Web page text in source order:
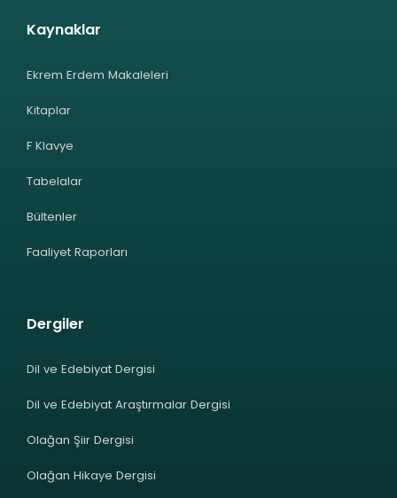
Kaynaklar
Ekrem Erdem Makaleleri
Kitaplar
F Klavye
Tabelalar
Bültenler
Faaliyet Raporları
Dergiler
Dil ve Edebiyat Dergisi
Dil ve Edebiyat Araştırmalar Dergisi
Olağan Şiir Dergisi
Olağan Hikaye Dergisi